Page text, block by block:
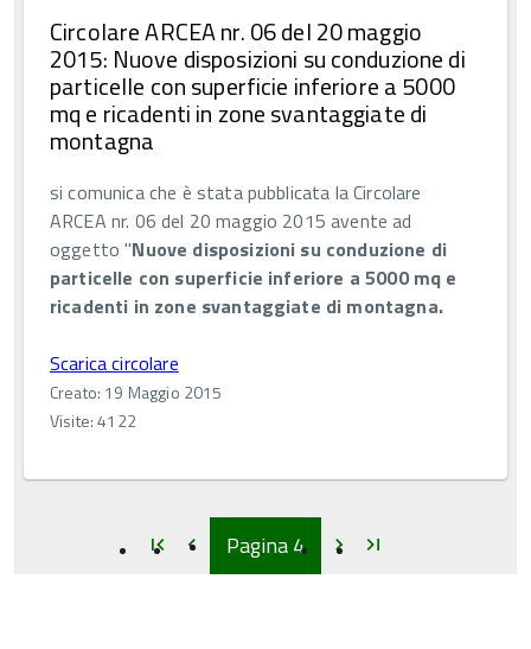
Circolare ARCEA nr. 06 del 20 maggio
2015: Nuove disposizioni su conduzione di
particelle con superficie inferiore a 5000
mq e ricadenti in zone svantaggiate di
montagna
si comunica che è stata pubblicata la Circolare
ARCEA nr. 06 del 20 maggio 2015 avente ad
oggetto "Nuove disposizioni su conduzione di
particelle con superficie inferiore a 5000 mq e
ricadenti in zone svantaggiate di montagna.
Scarica circolare
Creato: 19 Maggio 2015
Visite: 4122
first_page Inizio
chevron_left InizioPagina4 chevron_right Inizio
last_page